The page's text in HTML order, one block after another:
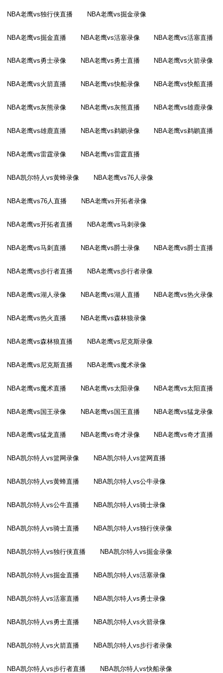
NBA老鹰vs独行侠直播 NBA老鹰vs掘金录像
NBA老鹰vs掘金直播 NBA老鹰vs活塞录像 NBA老鹰vs活塞直播
NBA老鹰vs勇士录像 NBA老鹰vs勇士直播 NBA老鹰vs火箭录像
NBA老鹰vs火箭直播 NBA老鹰vs快船录像 NBA老鹰vs快船直播
NBA老鹰vs灰熊录像 NBA老鹰vs灰熊直播 NBA老鹰vs雄鹿录像
NBA老鹰vs雄鹿直播 NBA老鹰vs鹈鹕录像 NBA老鹰vs鹈鹕直播
NBA老鹰vs雷霆录像 NBA老鹰vs雷霆直播
NBA凯尔特人vs黄蜂录像 NBA老鹰vs76人录像
NBA老鹰vs76人直播 NBA老鹰vs开拓者录像
NBA老鹰vs开拓者直播 NBA老鹰vs马刺录像
NBA老鹰vs马刺直播 NBA老鹰vs爵士录像 NBA老鹰vs爵士直播
NBA老鹰vs步行者直播 NBA老鹰vs步行者录像
NBA老鹰vs湖人录像 NBA老鹰vs湖人直播 NBA老鹰vs热火录像
NBA老鹰vs热火直播 NBA老鹰vs森林狼录像
NBA老鹰vs森林狼直播 NBA老鹰vs尼克斯录像
NBA老鹰vs尼克斯直播 NBA老鹰vs魔术录像
NBA老鹰vs魔术直播 NBA老鹰vs太阳录像 NBA老鹰vs太阳直播
NBA老鹰vs国王录像 NBA老鹰vs国王直播 NBA老鹰vs猛龙录像
NBA老鹰vs猛龙直播 NBA老鹰vs奇才录像 NBA老鹰vs奇才直播
NBA凯尔特人vs篮网录像 NBA凯尔特人vs篮网直播
NBA凯尔特人vs黄蜂直播 NBA凯尔特人vs公牛录像
NBA凯尔特人vs公牛直播 NBA凯尔特人vs骑士录像
NBA凯尔特人vs骑士直播 NBA凯尔特人vs独行侠录像
NBA凯尔特人vs独行侠直播 NBA凯尔特人vs掘金录像
NBA凯尔特人vs掘金直播 NBA凯尔特人vs活塞录像
NBA凯尔特人vs活塞直播 NBA凯尔特人vs勇士录像
NBA凯尔特人vs勇士直播 NBA凯尔特人vs火箭录像
NBA凯尔特人vs火箭直播 NBA凯尔特人vs步行者录像
NBA凯尔特人vs步行者直播 NBA凯尔特人vs快船录像